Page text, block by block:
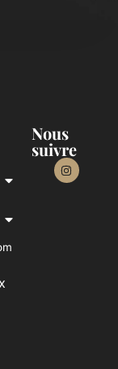
Nous
suivre